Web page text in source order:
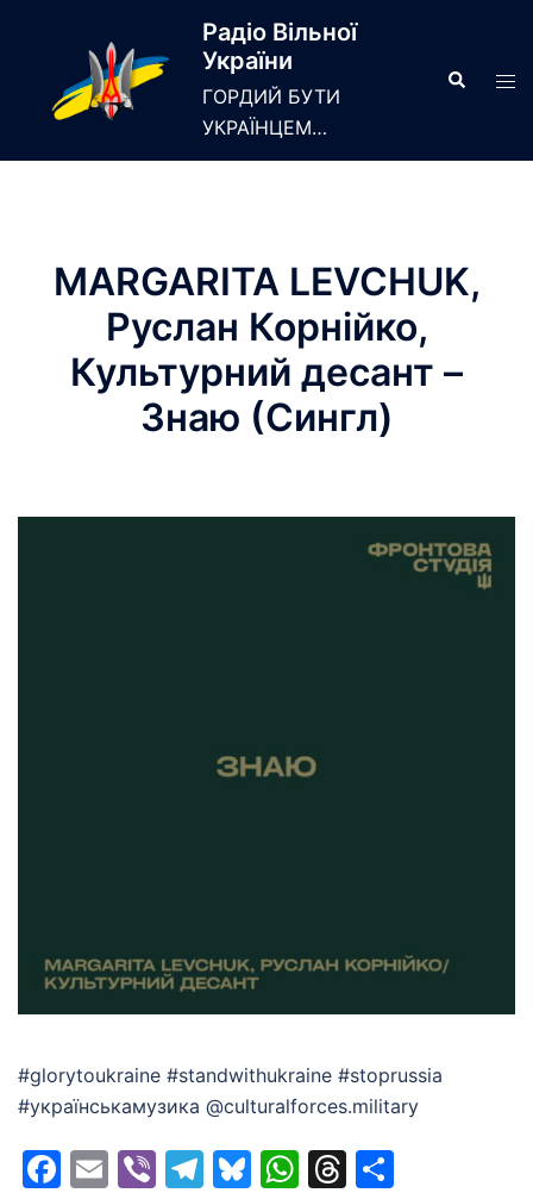
Радіо Вільної
України
ГОРДИЙ БУТИ
УКРАЇНЦЕМ…
Search
MARGARITA LEVCHUK,
Руслан Корнійко,
Культурний десант –
Знаю (Сингл)
#glorytoukraine #standwithukraine #stoprussia
#українськамузика @culturalforces.military
Facebook
EmailViberTelegram
Bluesky
WhatsApp
Threads